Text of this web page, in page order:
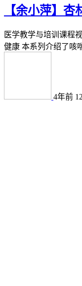
【余小萍】
医学教学与培训课程
健康 本系列介绍了咳
4年前